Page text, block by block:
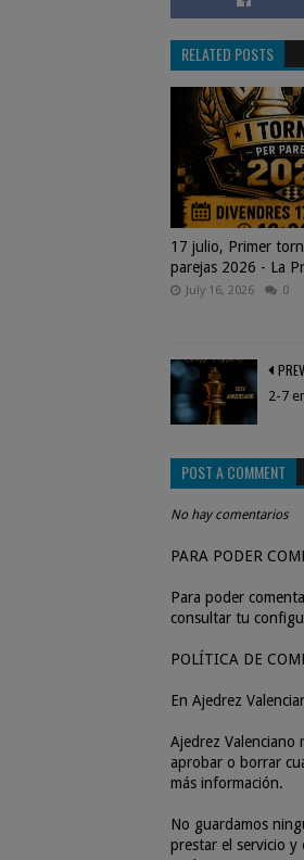
RELATED POSTS
17 julio, Primer
parejas 2026 - La
July 16, 2026 0
2-7
POST A COMMENT
No hay comentarios
PARA PODER
Para poder
consultar tu
POLÍTICA DE
En Ajedrez
Ajedrez Valenciano
aprobar o borrar
más información.
No guardamos
prestar el servicio y